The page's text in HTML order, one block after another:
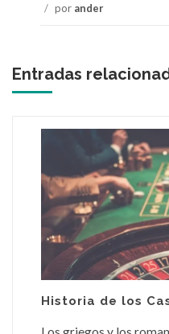
/ por ander
Entradas
Historia de los